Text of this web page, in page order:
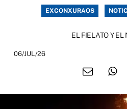
EXCONXURAOS
EL FIELATO Y EL
06/JUL/26